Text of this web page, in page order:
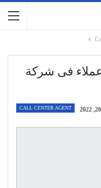
فى شركة
CALL CENTER AGENT